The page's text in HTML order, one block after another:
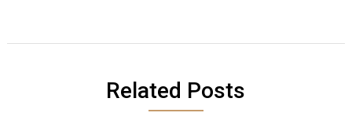
Related Posts